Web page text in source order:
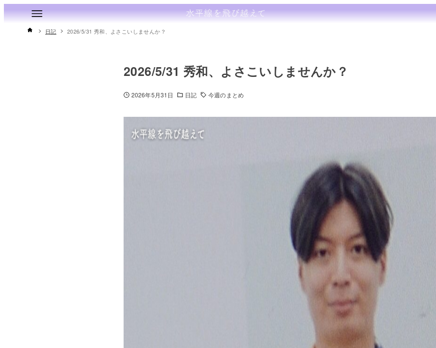
日記 2026/5/31 秀和、よさこいしませんか？
2026/5/31 秀和、よさこいしませんか？
2026年5月31日 日記 今週のまとめ